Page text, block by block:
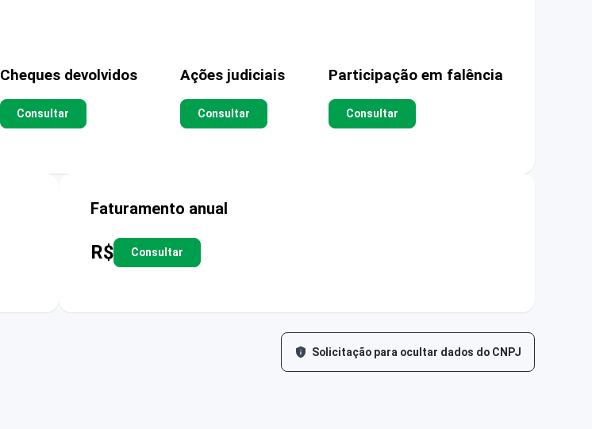
Cheques devolvidos
Consultar
Ações judiciais
Consultar
Participação em falência
Consultar
Faturamento anual
R$ Consultar
Solicitação para ocultar dados do CNPJ